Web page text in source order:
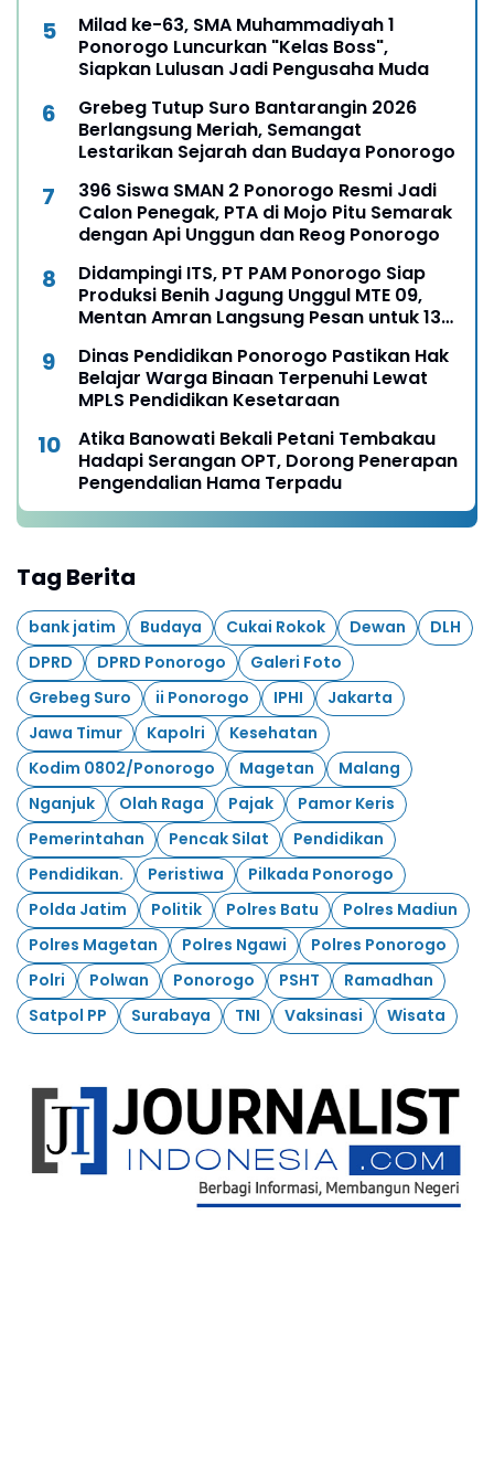
Milad ke-63, SMA Muhammadiyah 1
Ponorogo Luncurkan "Kelas Boss",
Siapkan Lulusan Jadi Pengusaha Muda
Grebeg Tutup Suro Bantarangin 2026
Berlangsung Meriah, Semangat
Lestarikan Sejarah dan Budaya Ponorogo
396 Siswa SMAN 2 Ponorogo Resmi Jadi
Calon Penegak, PTA di Mojo Pitu Semarak
dengan Api Unggun dan Reog Ponorogo
Didampingi ITS, PT PAM Ponorogo Siap
Produksi Benih Jagung Unggul MTE 09,
Mentan Amran Langsung Pesan untuk 13
Dinas Pendidikan Ponorogo Pastikan Hak
Belajar Warga Binaan Terpenuhi Lewat
MPLS Pendidikan Kesetaraan
Atika Banowati Bekali Petani Tembakau
Hadapi Serangan OPT, Dorong Penerapan
Pengendalian Hama Terpadu
Tag Berita
bank jatim Budaya Cukai Rokok Dewan
DLH
DPRD
DPRD Ponorogo
Galeri Foto
Grebeg Suro
ii Ponorogo IPHI
Jakarta
Jawa Timur
Kapolri
Kesehatan
Kodim 0802/Ponorogo
Magetan
Malang
Nganjuk
Olah Raga Pajak
Pamor Keris
Pemerintahan
Pencak Silat
Pendidikan
Pendidikan.
Peristiwa
Pilkada Ponorogo
Polda Jatim
Politik Polres Batu
Polres Madiun
Polres Magetan
Polres Ngawi
Polres Ponorogo
Polri
Polwan Ponorogo PSHT
Ramadhan
Satpol PP
Surabaya TNI Vaksinasi Wisata